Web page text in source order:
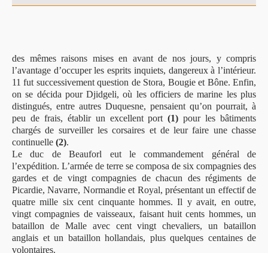
des mêmes raisons mises en avant de nos jours, y compris
l’avantage d’occuper les esprits inquiets, dangereux à l’intérieur.
11 fut successivement question de Stora, Bougie et Bône. Enfin,
on se décida pour Djidgeli, où les officiers de marine les plus
distingués, entre autres Duquesne, pensaient qu’on pourrait, à
peu de frais, établir un excellent port(1) pour les bâtiments
chargés de surveiller les corsaires et de leur faire une chasse
continuelle (2).
Le duc de Beauforl eut le commandement général de
l’expédition. L’armée de terre se composa de six compagnies des
gardes et de vingt compagnies de chacun des régiments de
Picardie, Navarre, Normandie et Royal, présentant un effectif de
quatre mille six cent cinquante hommes. Il y avait, en outre,
vingt compagnies de vaisseaux, faisant huit cents hommes, un
bataillon de Malle avec cent vingt chevaliers, un bataillon
anglais et un bataillon hollandais, plus quelques centaines de
volontaires.